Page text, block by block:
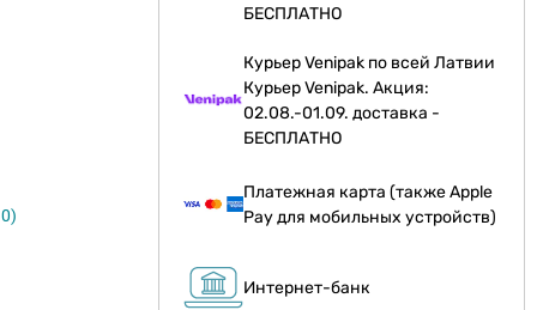
БЕСПЛАТНО
Курьер Venipak по всей Латвии
Курьер Venipak. Акция:
02.08.-01.09. доставка -
БЕСПЛАТНО
Платежная карта (также Apple
Pay для мобильных устройств)
Интернет-банк